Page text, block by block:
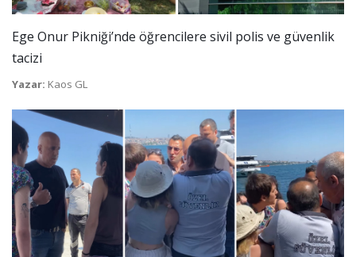
Ege Onur Pikniği’nde öğrencilere sivil polis ve güvenlik
tacizi
Yazar: Kaos GL